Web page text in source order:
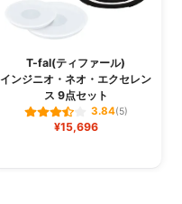
T-fal(ティファール)
インジニオ・ネオ・エクセレン
ス 9点セット
3.84(5)
¥15,696